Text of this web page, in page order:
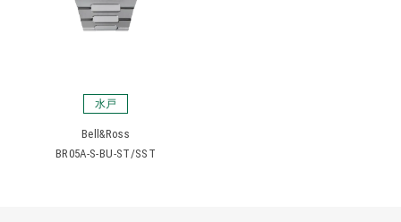
水戸
Bell&Ross
BR05A-S-BU-ST/SST